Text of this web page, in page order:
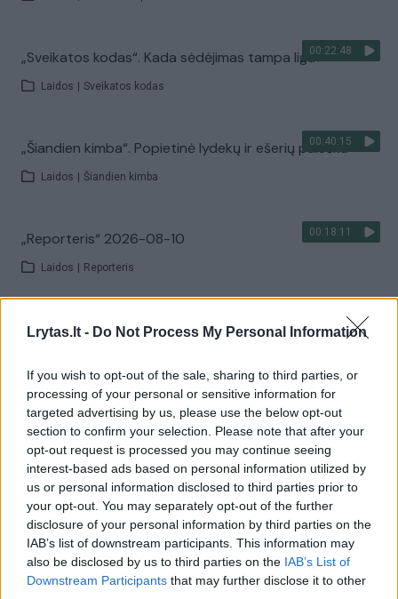
Lrytas.lt - Do Not Process My Personal Information
If you wish to opt-out of the sale, sharing to third parties, or
processing of your personal or sensitive information for
targeted advertising by us, please use the below opt-out
section to confirm your selection. Please note that after your
opt-out request is processed you may continue seeing
interest-based ads based on personal information utilized by
us or personal information disclosed to third parties prior to
your opt-out. You may separately opt-out of the further
disclosure of your personal information by third parties on the
IAB’s list of downstream participants. This information may
also be disclosed by us to third parties on the IAB’s List of
Downstream Participants that may further disclose it to other
00:22:48
„Sveikatos kodas“. Kada sėdėjimas tampa liga?
Laidos Sveikatos kodas
00:40:15
„Šiandien kimba“. Popietinė lydekų ir ešerių paieška
Laidos Šiandien kimba
00:18:11
„Reporteris“ 2026-08-10
Laidos Reporteris
Visi įrašai
Žiūrimiausi įrašai
00:00:30
Vaizdai iš tragiškos avarijos Vilniaus r.: dviejų moterų ir
vaiko gyvybių išgelbėti nepavyko
Žinios | Lietuvos diena
00:00:57
Savaitės vidurys nusimato karštas: temperatūra kils iki